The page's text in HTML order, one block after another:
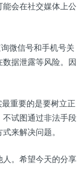
会在社交媒体上公
微信号和手机号关
据泄露等风险。因
重要的是要树立正
试图通过非法手段
来解决问题。
。希望今天的分享